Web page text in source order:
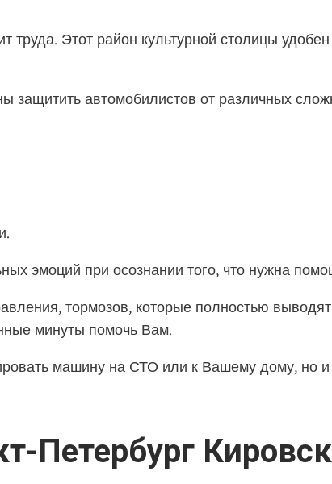
труда. Этот район культурной столицы
автомобилистов от различных
эмоций при осознании того, что нужна
тормозов, которые полностью
минуты помочь Вам.
машину на СТО или к Вашему дому, но
Петербург